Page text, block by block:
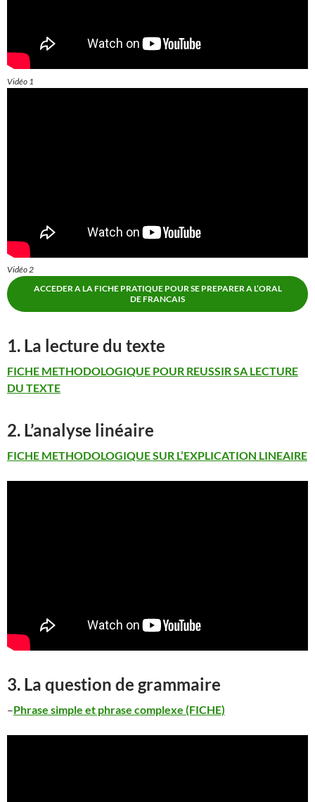
Vidéo 1
Vidéo 2
ACCEDER A LA FICHE PRATIQUE POUR SE PREPARER A L’ORAL
DE FRANCAIS
1. La lecture du texte
FICHE METHODOLOGIQUE POUR REUSSIR SA LECTURE
DU TEXTE
2. L’analyse linéaire
FICHE METHODOLOGIQUE SUR L’EXPLICATION LINEAIRE
3. La question de grammaire
–Phrase simple et phrase complexe (FICHE)